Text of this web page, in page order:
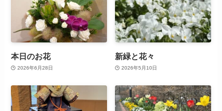
本日のお花
2026年6月28日
新緑と花々
2026年5月10日